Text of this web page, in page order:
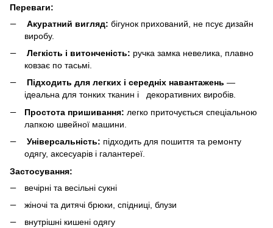
Переваги:
Акуратний вигляд: бігунок прихований, не псує дизайн
виробу.
Легкість і витонченість: ручка замка невелика, плавно
ковзає по тасьмі.
Підходить для легких і середніх навантажень —
ідеальна для тонких тканин і декоративних виробів.
Простота пришивання: легко приточується спеціальною
лапкою швейної машини.
Універсальність: підходить для пошиття та ремонту
одягу, аксесуарів і галантереї.
Застосування:
вечірні та весільні сукні
жіночі та дитячі брюки, спідниці, блузи
внутрішні кишені одягу